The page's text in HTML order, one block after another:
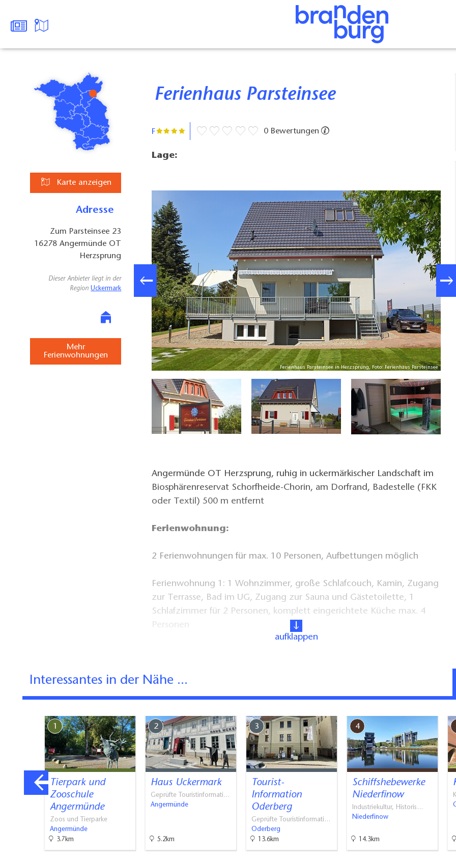
Karte anzeigen
Adresse
Zum Parsteinsee 23
16278 Angermünde OT
Herzsprung
Dieser Anbieter liegt in der
RegionUckermark
Mehr
Ferienwohnungen
Ferienhaus Parsteinsee
F 0 Bewertungen
Lage:
Ferienhaus Parsteinsee in Herzsprung, Foto: Ferienhaus Parsteinsee
Angermünde OT Herzsprung, ruhig in uckermärkischer Landschaft im
Biosphärenreservat Schorfheide-Chorin, am Dorfrand, Badestelle (FKK
oder Textil) 500 m entfernt
Ferienwohnung:
2 Ferienwohnungen für max. 10 Personen, Aufbettungen möglich
Ferienwohnung 1: 1 Wohnzimmer, große Schlafcouch, Kamin, Zugang
zur Terrasse, Bad im UG, Zugang zur Sauna und Gästetoilette, 1
Schlafzimmer für 2 Personen, komplett eingerichtete Küche max. 4
Personen
Personen
TV, WLAN,Terrasse,Radio
Details:
Parkplatz, großer Garten mit Liegewiese und Grillmöglichkeit, Sauna
aufklappen
Interessantes in der Nähe ...
1
Tierpark und
Zooschule
Angermünde
Zoos und Tierparke
Angermünde
3.7km
2
Haus Uckermark
Geprüfte Touristinformati…
Angermünde
5.2km
3
Tourist-
Information
Oderberg
Geprüfte Touristinformati…
Oderberg
13.6km
4
Schiffshebewerke
Niederfinow
Industriekultur, Historis…
Niederfinow
14.3km